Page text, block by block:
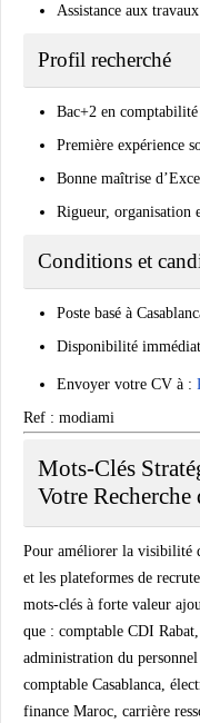
Assistance aux
Profil recherché
Bac+2 en
Première expérience
Bonne maîtrise
Rigueur, organisation
Conditions et
Poste basé à
Disponibilité
Envoyer votre CV à :
Ref : modiami
Mots-Clés
Votre Recherche
Pour améliorer la visibilité
et les plateformes de
mots-clés à forte valeur
que : comptable CDI
administration du
comptable Casablanca,
finance Maroc, carrière